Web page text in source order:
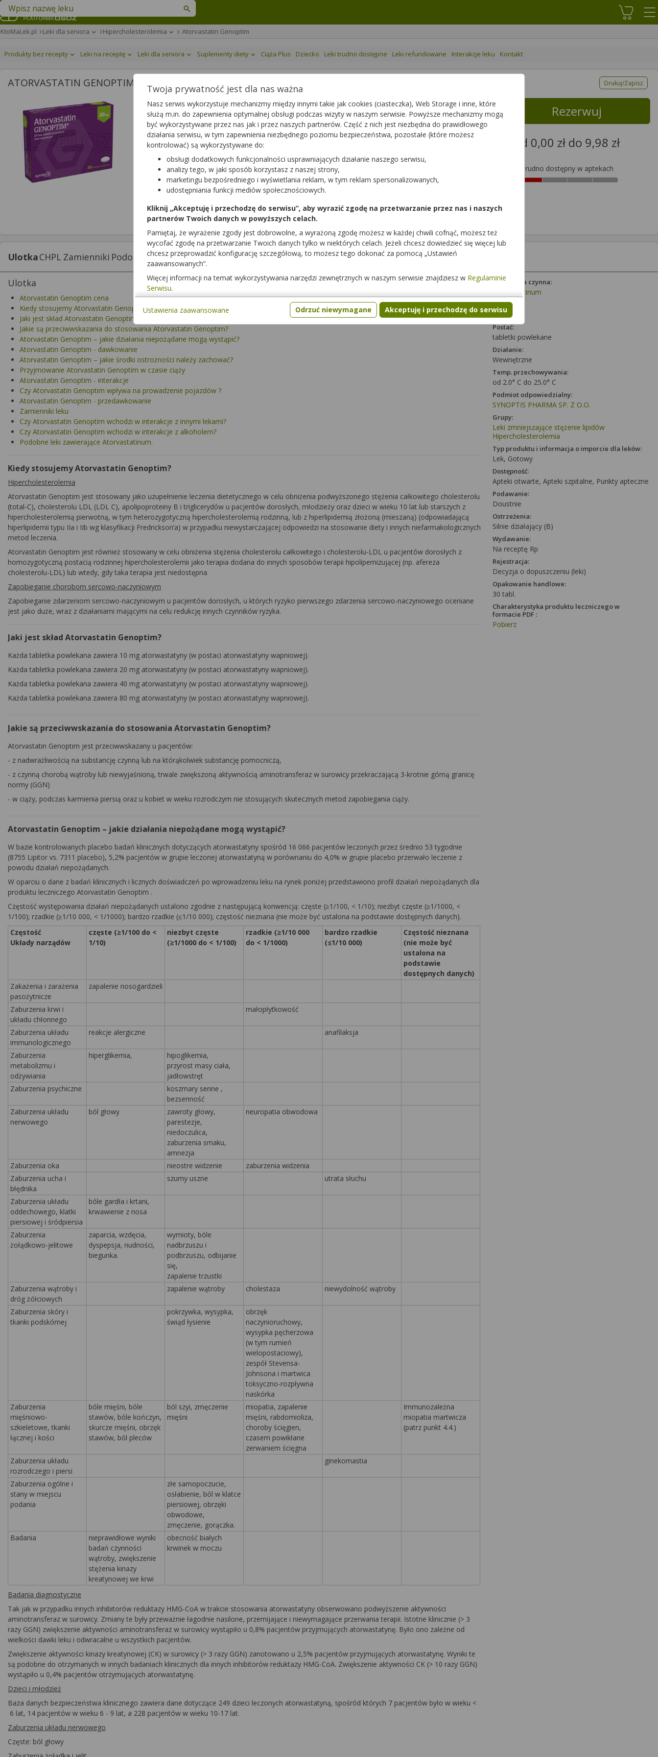
Koszyk
Znajdź lek w swojej okolicy
KtoMaLek.pl Leki dla seniora Hipercholesterolemia Atorvastatin Genoptim
Produkty bez recepty Leki na receptę Leki dla seniora Suplementy diety Ciąża Plus Dziecko Leki trudno dostępne Leki refundowane Interakcje leku Kontakt
ATORVASTATIN GENOPTIM Drukuj/Zapisz
Atorvastatin Genoptim
tabletki powlekane |20 mg| 30 tabl.
lek na receptę|refundowany|65+|Dziecko
Rezerwuj
od 0,00 zł do 9,98 zł
Wybierz odpłatność
Trudno dostępny w aptekach
20 mg
30 tabl.
UlotkaCHPL Zamienniki Podobne Interakcje z lekami Interakcje z żywnością PytaniaGdzie kupić lek
Ulotka
Atorvastatin Genoptim cena
Kiedy stosujemy Atorvastatin Genoptim?
Jaki jest skład Atorvastatin Genoptim?
Jakie są przeciwwskazania do stosowania Atorvastatin Genoptim?
Atorvastatin Genoptim – jakie działania niepożądane mogą wystąpić?
Atorvastatin Genoptim - dawkowanie
Atorvastatin Genoptim – jakie środki ostrożności należy zachować?
Przyjmowanie Atorvastatin Genoptim w czasie ciąży
Atorvastatin Genoptim - interakcje
Czy Atorvastatin Genoptim wpływa na prowadzenie pojazdów ?
Atorvastatin Genoptim - przedawkowanie
Zamienniki leku
Czy Atorvastatin Genoptim wchodzi w interakcje z innymi lekami?
Czy Atorvastatin Genoptim wchodzi w interakcje z alkoholem?
Podobne leki zawierające Atorvastatinum.
Kiedy stosujemy Atorvastatin Genoptim?
Hipercholesterolemia
Atorvastatin Genoptim jest stosowany jako uzupełnienie leczenia dietetycznego w celu obniżenia podwyższonego stężenia całkowitego cholesterolu
(total‑C), cholesterolu LDL (LDL C), apolipoproteiny B i triglicerydów u pacjentów dorosłych, młodzieży oraz dzieci w wieku 10 lat lub starszych z
hipercholesterolemią pierwotną, w tym heterozygotyczną hipercholesterolemią rodzinną, lub z hiperlipidemią złożoną (mieszaną) (odpowiadającą
hiperlipidemii typu IIa i IIb wg klasyfikacji Fredrickson’a) w przypadku niewystarczającej odpowiedzi na stosowanie diety i innych niefarmakologicznych
metod leczenia.
Atorvastatin Genoptim jest również stosowany w celu obniżenia stężenia cholesterolu całkowitego i cholesterolu-LDL u pacjentów dorosłych z
homozygotyczną postacią rodzinnej hipercholesterolemii jako terapia dodana do innych sposobów terapii hipolipemizującej (np. afereza
cholesterolu-LDL) lub wtedy, gdy taka terapia jest niedostępna.
Zapobieganie chorobom sercowo-naczyniowym
Zapobieganie zdarzeniom sercowo-naczyniowym u pacjentów dorosłych, u których ryzyko pierwszego zdarzenia sercowo-naczyniowego oceniane
jest jako duże, wraz z działaniami mającymi na celu redukcję innych czynników ryzyka.
Jaki jest skład Atorvastatin Genoptim?
Każda tabletka powlekana zawiera 10 mg atorwastatyny (w postaci atorwastatyny wapniowej).
Każda tabletka powlekana zawiera 20 mg atorwastatyny (w postaci atorwastatyny wapniowej).
Każda tabletka powlekana zawiera 40 mg atorwastatyny (w postaci atorwastatyny wapniowej).
Każda tabletka powlekana zawiera 80 mg atorwastatyny (w postaci atorwastatyny wapniowej).
Jakie są przeciwwskazania do stosowania Atorvastatin Genoptim?
Atorvastatin Genoptim jest przeciwwskazany u pacjentów:
- z nadwrażliwością na substancję czynną lub na którąkolwiek substancję pomocniczą,
- z czynną chorobą wątroby lub niewyjaśnioną, trwale zwiększoną aktywnością aminotransferaz w surowicy przekraczającą 3-krotnie górną granicę
normy (GGN)
- w ciąży, podczas karmienia piersią oraz u kobiet w wieku rozrodczym nie stosujących skutecznych metod zapobiegania ciąży.
Atorvastatin Genoptim – jakie działania niepożądane mogą wystąpić?
W bazie kontrolowanych placebo badań klinicznych dotyczących atorwastatyny spośród 16 066 pacjentów leczonych przez średnio 53 tygodnie
(8755 Lipitor vs. 7311 placebo), 5,2% pacjentów w grupie leczonej atorwastatyną w porównaniu do 4,0% w grupie placebo przerwało leczenie z
powodu działań niepożądanych.
W oparciu o dane z badań klinicznych i licznych doświadczeń po wprowadzeniu leku na rynek poniżej przedstawiono profil działań niepożądanych dla
produktu leczniczego Atorvastatin Genoptim .
Częstość występowania działań niepożądanych ustalono zgodnie z następującą konwencją: częste (≥1/100, < 1/10); niezbyt częste (≥1/1000, <
1/100); rzadkie (≥1/10 000, < 1/1000); bardzo rzadkie (≤1/10 000); częstość nieznana (nie może być ustalona na podstawie dostępnych danych).
Częstość
Układy narządów
częste (≥1/100 do <
1/10)
niezbyt częste
(≥1/1000 do < 1/100)
rzadkie (≥1/10 000
do < 1/1000)
bardzo rzadkie
(≤1/10 000)
Częstość nieznana
(nie może być
ustalona na
podstawie
dostępnych danych)
Zakażenia i zarażenia
pasożytnicze
zapalenie nosogardzieli
Zaburzenia krwi i
układu chłonnego
małopłytkowość
Zaburzenia układu
immunologicznego
reakcje alergiczne anafilaksja
Zaburzenia
metabolizmu i
odżywiania
hiperglikemia,
hipoglikemia,
przyrost masy ciała,
jadłowstręt
Zaburzenia psychiczne
koszmary senne ,
bezsenność
Zaburzenia układu
nerwowego
ból głowy
zawroty głowy,
parestezje,
niedoczulica,
zaburzenia smaku,
amnezja
neuropatia obwodowa
Zaburzenia oka nieostre widzenie
zaburzenia widzenia
Zaburzenia ucha i
błędnika
szumy uszne utrata słuchu
Zaburzenia układu
oddechowego, klatki
piersiowej i śródpiersia
bóle gardła i krtani,
krwawienie z nosa
Zaburzenia
żołądkowo-jelitowe
zaparcia, wzdęcia,
dyspepsja, nudności,
biegunka.
wymioty, bóle
nadbrzuszu i
podbrzuszu, odbijanie
się,
zapalenie trzustki
Zaburzenia wątroby i
dróg żółciowych
zapalenie wątroby cholestaza niewydolność wątroby
Zaburzenia skóry i
tkanki podskórnej
pokrzywka, wysypka,
świąd łysienie
obrzęk
naczynioruchowy,
wysypka pęcherzowa
(w tym rumień
wielopostaciowy),
zespół Stevensa-
Johnsona i martwica
toksyczno-rozpływna
naskórka
Zaburzenia
mięśniowo-
szkieletowe, tkanki
łącznej i kości
bóle mięśni, bóle
stawów, bóle kończyn,
skurcze mięśni, obrzęk
stawów, ból pleców
ból szyi, zmęczenie
mięśni
miopatia, zapalenie
mięśni, rabdomioliza,
choroby ścięgien,
czasem powikłane
zerwaniem ścięgna
Immunozależna
miopatia martwicza
(patrz punkt 4.4.)
Zaburzenia układu
rozrodczego i piersi
ginekomastia
Zaburzenia ogólne i
stany w miejscu
podania
złe samopoczucie,
osłabienie, ból w klatce
piersiowej, obrzęki
obwodowe,
zmęczenie, gorączka.
Badania
nieprawidłowe wyniki
badań czynności
wątroby, zwiększenie
stężenia kinazy
kreatynowej we krwi
obecność białych
krwinek w moczu
Badania diagnostyczne
Tak jak w przypadku innych inhibitorów reduktazy HMG-CoA w trakcie stosowania atorwastatyny obserwowano podwyższenie aktywności
aminotransferaz w surowicy. Zmiany te były przeważnie łagodnie nasilone, przemijające i niewymagające przerwania terapii. Istotne klinicznie (> 3
razy GGN) zwiększenie aktywności aminotransferaz w surowicy wystąpiło u 0,8% pacjentów przyjmujących atorwastatynę. Było ono zależne od
wielkości dawki leku i odwracalne u wszystkich pacjentów.
Zwiększenie aktywności kinazy kreatynowej (CK) w surowicy (> 3 razy GGN) zanotowano u 2,5% pacjentów przyjmujących atorwastatynę. Wyniki te
są podobne do otrzymanych w innych badaniach klinicznych dla innych inhibitorów reduktazy HMG-CoA. Zwiększenie aktywności CK (> 10 razy GGN)
wystąpiło u 0,4% pacjentów otrzymujących atorwastatynę.
Dzieci i młodzież
Baza danych bezpieczeństwa klinicznego zawiera dane dotyczące 249 dzieci leczonych atorwastatyną, spośród których 7 pacjentów było w wieku <
6 lat, 14 pacjentów w wieku 6 - 9 lat, a 228 pacjentów w wieku 10-17 lat.
Zaburzenia układu nerwowego
Częste: ból głowy
Substancja czynna:
Atorvastatinum
Dawka:
20 mg
Postać:
tabletki powlekane
Działanie:
Wewnętrzne
Temp. przechowywania:
od 2.0° C do 25.0° C
Podmiot odpowiedzialny:
SYNOPTIS PHARMA SP. Z O.O.
Grupy:
Leki zmniejszające stężenie lipidów
Hipercholesterolemia
Typ produktu i informacja o imporcie dla leków:
Lek, Gotowy
Dostępność:
Apteki otwarte, Apteki szpitalne, Punkty apteczne
Podawanie:
Doustnie
Ostrzeżenia:
Silnie działający (B)
Wydawanie:
Na receptę Rp
Rejestracja:
Decyzja o dopuszczeniu (leki)
Opakowanie handlowe:
30 tabl.
Charakterystyka produktu leczniczego w
formacie PDF :
Pobierz
Twoja prywatność jest dla nas ważna
Nasz serwis wykorzystuje mechanizmy między innymi takie jak cookies (ciasteczka), Web Storage i inne, które
służą m.in. do zapewnienia optymalnej obsługi podczas wizyty w naszym serwisie. Powyższe mechanizmy mogą
być wykorzystywane przez nas jak i przez naszych partnerów. Część z nich jest niezbędna do prawidłowego
działania serwisu, w tym zapewnienia niezbędnego poziomu bezpieczeństwa, pozostałe (które możesz
kontrolować) są wykorzystywane do:
obsługi dodatkowych funkcjonalności usprawniających działanie naszego serwisu,
analizy tego, w jaki sposób korzystasz z naszej strony,
marketingu bezpośredniego i wyświetlania reklam, w tym reklam spersonalizowanych,
udostępniania funkcji mediów społecznościowych.
Kliknij „Akceptuję i przechodzę do serwisu”, aby wyrazić zgodę na przetwarzanie przez nas i naszych
partnerów Twoich danych w powyższych celach.
Pamiętaj, że wyrażenie zgody jest dobrowolne, a wyrażoną zgodę możesz w każdej chwili cofnąć, możesz też
wycofać zgodę na przetwarzanie Twoich danych tylko w niektórych celach. Jeżeli chcesz dowiedzieć się więcej lub
chcesz przeprowadzić konfigurację szczegółową, to możesz tego dokonać za pomocą „Ustawień
zaawansowanych”.
Więcej informacji na temat wykorzystywania narzędzi zewnętrznych w naszym serwisie znajdziesz w Regulaminie
Serwisu.
Odrzuć niewymagane Akceptuję i przechodzę do serwisu
Ustawienia zaawansowane